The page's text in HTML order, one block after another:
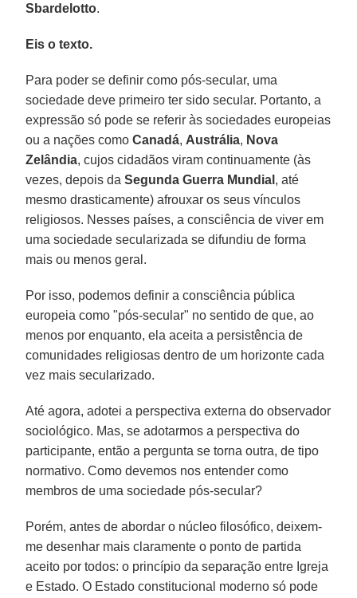
Sbardelotto.
Eis o texto.
Para poder se definir como pós-secular, uma
sociedade deve primeiro ter sido secular. Portanto, a
expressão só pode se referir às sociedades europeias
ou a nações comoCanadá, Austrália, Nova
Zelândia, cujos cidadãos viram continuamente (às
vezes, depois daSegunda Guerra Mundial , até
mesmo drasticamente) afrouxar os seus vínculos
religiosos. Nesses países, a consciência de viver em
uma sociedade secularizada se difundiu de forma
mais ou menos geral.
Por isso, podemos definir a consciência pública
europeia como "pós-secular" no sentido de que, ao
menos por enquanto, ela aceita a persistência de
comunidades religiosas dentro de um horizonte cada
vez mais secularizado.
Até agora, adotei a perspectiva externa do observador
sociológico. Mas, se adotarmos a perspectiva do
participante, então a pergunta se torna outra, de tipo
normativo. Como devemos nos entender como
membros de uma sociedade pós-secular?
Porém, antes de abordar o núcleo filosófico, deixem-
me desenhar mais claramente o ponto de partida
aceito por todos: o princípio da separação entre Igreja
e Estado. O Estado constitucional moderno só pode